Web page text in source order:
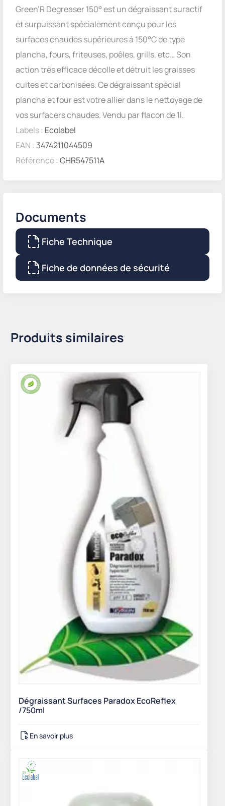
Green’R Degreaser 150° est un dégraissant suractif
et surpuissant spécialement conçu pour les
surfaces chaudes supérieures à 150°C de type
plancha, fours, friteuses, poêles, grills, etc… Son
action très efficace décolle et détruit les graisses
cuites et carbonisées. Ce dégraissant spécial
plancha et four est votre allier dans le nettoyage de
vos surfacers chaudes. Vendu par flacon de 1l.
Labels : Ecolabel
EAN : 3474211044509
Référence : CHR547511A
Documents
Fiche Technique
Fiche de données de sécurité
Produits similaires
Dégraissant Surfaces Paradox EcoReflex
/750ml
En savoir plus